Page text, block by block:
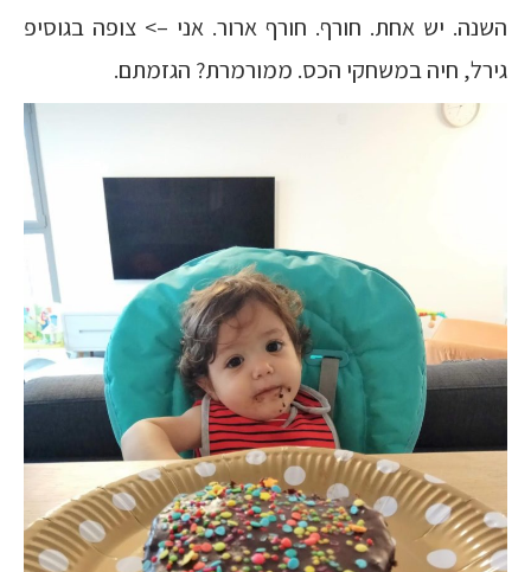
השנה. יש אחת. חורף. חורף ארור. אני –> צופה בגוסיפ
גירל, חיה במשחקי הכס. ממורמרת? הגזמתם.